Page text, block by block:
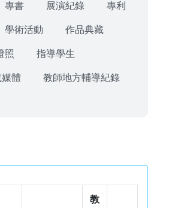
專書 展演紀錄 專利
學術活動 作品典藏
照 指導學生
體 教師地方輔導紀錄
教